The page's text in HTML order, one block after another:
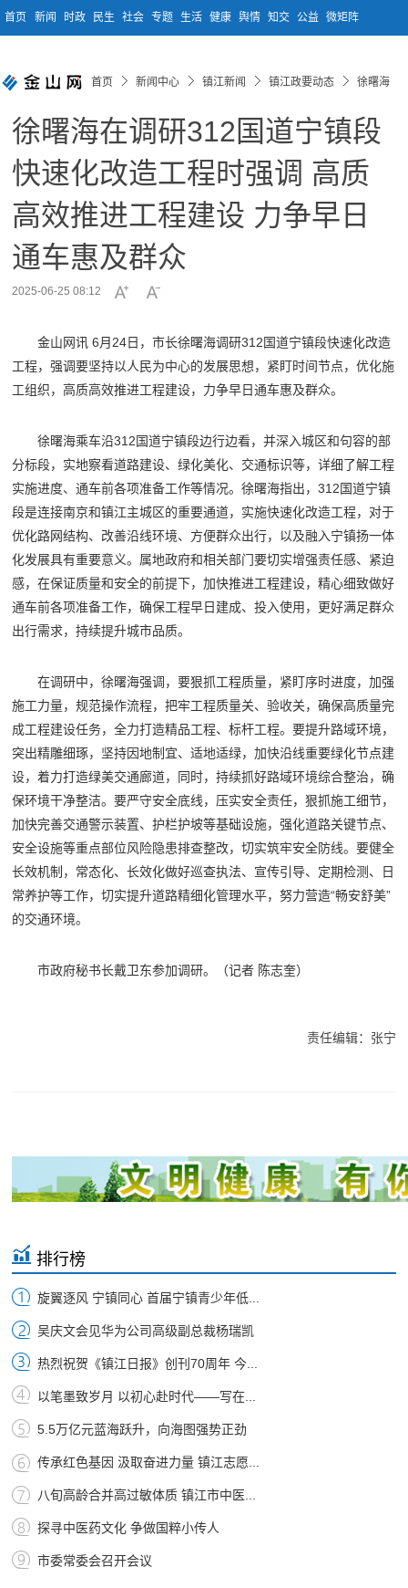
首页 新闻 时政 民生 社会 专题 生活 健康 舆情 知交 公益 微矩阵
首页 新闻中心 镇江新闻 镇江政要动态 徐曙海
徐曙海在调研312国道宁镇段
快速化改造工程时强调 高质
高效推进工程建设 力争早日
通车惠及群众
2025-06-25 08:12
金山网讯 6月24日，市长徐曙海调研312国道宁镇段快速化改造
工程，强调要坚持以人民为中心的发展思想，紧盯时间节点，优化施
工组织，高质高效推进工程建设，力争早日通车惠及群众。
徐曙海乘车沿312国道宁镇段边行边看，并深入城区和句容的部
分标段，实地察看道路建设、绿化美化、交通标识等，详细了解工程
实施进度、通车前各项准备工作等情况。徐曙海指出，312国道宁镇
段是连接南京和镇江主城区的重要通道，实施快速化改造工程，对于
优化路网结构、改善沿线环境、方便群众出行，以及融入宁镇扬一体
化发展具有重要意义。属地政府和相关部门要切实增强责任感、紧迫
感，在保证质量和安全的前提下，加快推进工程建设，精心细致做好
通车前各项准备工作，确保工程早日建成、投入使用，更好满足群众
出行需求，持续提升城市品质。
在调研中，徐曙海强调，要狠抓工程质量，紧盯序时进度，加强
施工力量，规范操作流程，把牢工程质量关、验收关，确保高质量完
成工程建设任务，全力打造精品工程、标杆工程。要提升路域环境，
突出精雕细琢，坚持因地制宜、适地适绿，加快沿线重要绿化节点建
设，着力打造绿美交通廊道，同时，持续抓好路域环境综合整治，确
保环境干净整洁。要严守安全底线，压实安全责任，狠抓施工细节，
加快完善交通警示装置、护栏护坡等基础设施，强化道路关键节点、
安全设施等重点部位风险隐患排查整改，切实筑牢安全防线。要健全
长效机制，常态化、长效化做好巡查执法、宣传引导、定期检测、日
常养护等工作，切实提升道路精细化管理水平，努力营造“畅安舒美”
的交通环境。
市政府秘书长戴卫东参加调研。（记者 陈志奎）
责任编辑：张宁
排行榜
旋翼逐风 宁镇同心 首届宁镇青少年低...
吴庆文会见华为公司高级副总裁杨瑞凯
热烈祝贺《镇江日报》创刊70周年 今...
以笔墨致岁月 以初心赴时代——写在...
5.5万亿元蓝海跃升，向海图强势正劲
传承红色基因 汲取奋进力量 镇江志愿...
八旬高龄合并高过敏体质 镇江市中医...
探寻中医药文化 争做国粹小传人
市委常委会召开会议